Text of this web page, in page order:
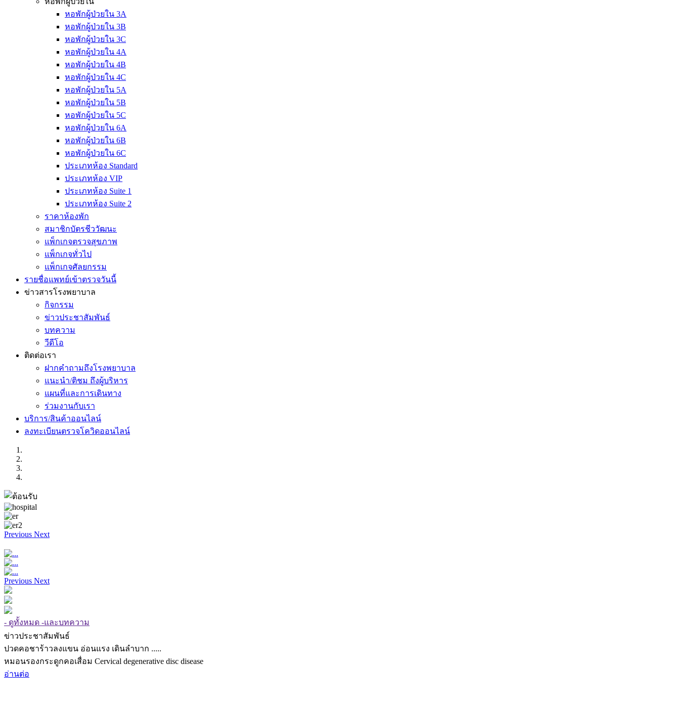
หอพักผู้ป่วยใน 3A
หอพักผู้ป่วยใน 3B
หอพักผู้ป่วยใน 3C
หอพักผู้ป่วยใน 4A
หอพักผู้ป่วยใน 4B
หอพักผู้ป่วยใน 4C
หอพักผู้ป่วยใน 5A
หอพักผู้ป่วยใน 5B
หอพักผู้ป่วยใน 5C
หอพักผู้ป่วยใน 6A
หอพักผู้ป่วยใน 6B
หอพักผู้ป่วยใน 6C
ประเภทห้อง Standard
ประเภทห้อง VIP
ประเภทห้อง Suite 1
ประเภทห้อง Suite 2
ราคาห้องพัก
สมาชิกบัตรชีววัฒนะ
แพ็กเกจตรวจสุขภาพ
แพ็กเกจทั่วไป
แพ็กเกจศัลยกรรม
รายชื่อแพทย์เข้าตรวจวันนี้
ข่าวสารโรงพยาบาล
กิจกรรม
ข่าวประชาสัมพันธ์
บทความ
วีดีโอ
ติดต่อเรา
ฝากคำถามถึงโรงพยาบาล
แนะนำ/ติชม ถึงผู้บริหาร
แผนที่และการเดินทาง
ร่วมงานกับเรา
บริการ/สินค้าออนไลน์
ลงทะเบียนตรวจโควิดออนไลน์
Previous Next
Previous Next
- ดูทั้งหมด -และบทความ
ข่าวประชาสัมพันธ์
ปวดคอชาร้าวลงแขน อ่อนแรง เดินลำบาก .....
หมอนรองกระดูกคอเสื่อม Cervical degenerative disc disease
อ่านต่อ